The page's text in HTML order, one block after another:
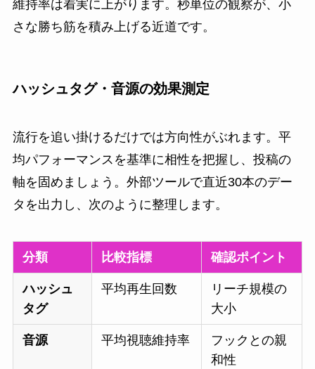
維持率は着実に上がります。秒単位の観察が、小
さな勝ち筋を積み上げる近道です。
ハッシュタグ・音源の効果測定
流行を追い掛けるだけでは方向性がぶれます。平
均パフォーマンスを基準に相性を把握し、投稿の
軸を固めましょう。外部ツールで直近30本のデー
タを出力し、次のように整理します。
分類 比較指標 確認ポイント
ハッシュ
タグ
平均再生回数
リーチ規模の
大小
音源 平均視聴維持率
フックとの親
和性